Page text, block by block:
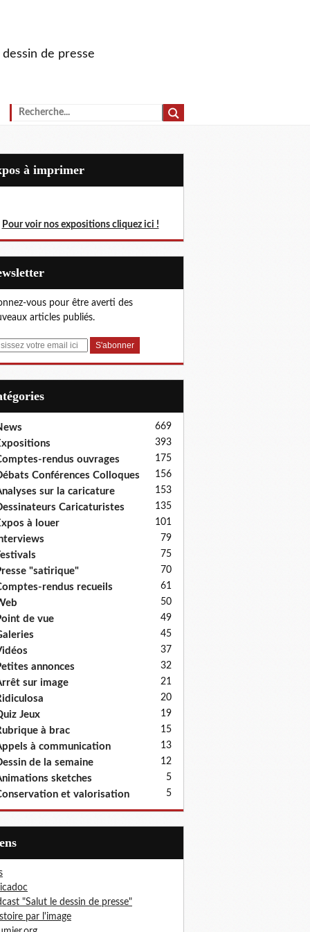
de presse
à imprimer
Pour voir nos expositions cliquez ici !
vous pour être averti des
articles publiés.
669
393
rendus ouvrages 175
Conférences Colloques 156
sur la caricature 153
Caricaturistes 135
à louer 101
79
75
"satirique" 70
rendus recueils 61
50
de vue 49
45
37
annonces 32
sur image 21
20
Jeux 19
à brac 15
à communication 13
de la semaine 12
sketches 5
et valorisation 5
"Salut le dessin de presse"
par l'image